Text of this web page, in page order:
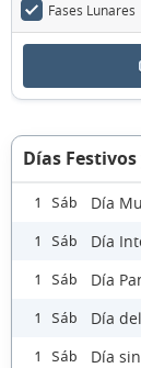
Fases Lunares
Días
1 Sáb Día
1 Sáb Día
1 Sáb Día
1 Sáb Día
1 Sáb Día